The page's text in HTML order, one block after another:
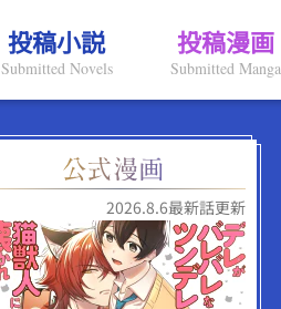
投稿小説
Submitted Novels
投稿漫画
Submitted Manga
2026.8.6最新話更新